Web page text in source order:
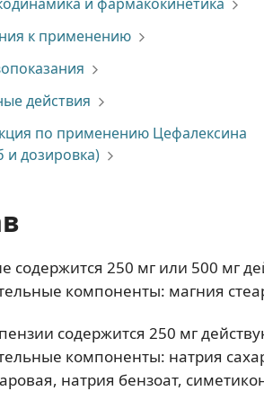
к применению
действия
по применению Цефалексина
и дозировка)
содержится 250 мг или 500 мг
компоненты: магния
содержится 250 мг
компоненты: натрия
натрия бензоат,